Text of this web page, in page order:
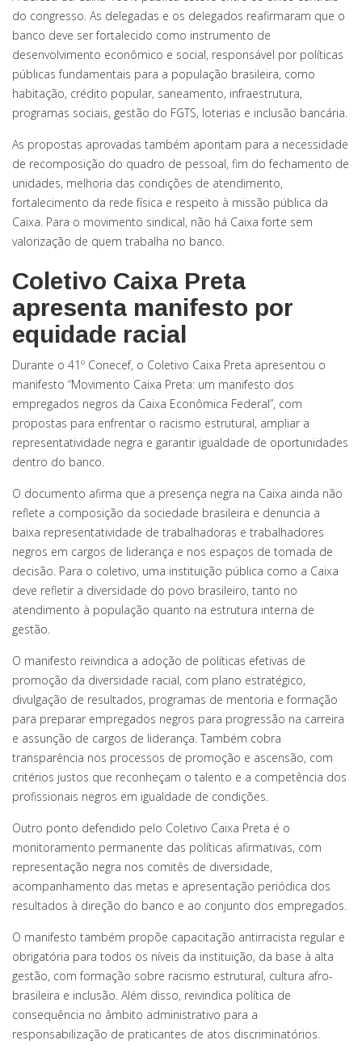
do congresso. As delegadas e os delegados reafirmaram que o
banco deve ser fortalecido como instrumento de
desenvolvimento econômico e social, responsável por políticas
públicas fundamentais para a população brasileira, como
habitação, crédito popular, saneamento, infraestrutura,
programas sociais, gestão do FGTS, loterias e inclusão bancária.
As propostas aprovadas também apontam para a necessidade
de recomposição do quadro de pessoal, fim do fechamento de
unidades, melhoria das condições de atendimento,
fortalecimento da rede física e respeito à missão pública da
Caixa. Para o movimento sindical, não há Caixa forte sem
valorização de quem trabalha no banco.
Coletivo Caixa Preta
apresenta manifesto por
equidade racial
Durante o 41º Conecef, o Coletivo Caixa Preta apresentou o
manifesto “Movimento Caixa Preta: um manifesto dos
empregados negros da Caixa Econômica Federal”, com
propostas para enfrentar o racismo estrutural, ampliar a
representatividade negra e garantir igualdade de oportunidades
dentro do banco.
O documento afirma que a presença negra na Caixa ainda não
reflete a composição da sociedade brasileira e denuncia a
baixa representatividade de trabalhadoras e trabalhadores
negros em cargos de liderança e nos espaços de tomada de
decisão. Para o coletivo, uma instituição pública como a Caixa
deve refletir a diversidade do povo brasileiro, tanto no
atendimento à população quanto na estrutura interna de
gestão.
O manifesto reivindica a adoção de políticas efetivas de
promoção da diversidade racial, com plano estratégico,
divulgação de resultados, programas de mentoria e formação
para preparar empregados negros para progressão na carreira
e assunção de cargos de liderança. Também cobra
transparência nos processos de promoção e ascensão, com
critérios justos que reconheçam o talento e a competência dos
profissionais negros em igualdade de condições.
Outro ponto defendido pelo Coletivo Caixa Preta é o
monitoramento permanente das políticas afirmativas, com
representação negra nos comitês de diversidade,
acompanhamento das metas e apresentação periódica dos
resultados à direção do banco e ao conjunto dos empregados.
O manifesto também propõe capacitação antirracista regular e
obrigatória para todos os níveis da instituição, da base à alta
gestão, com formação sobre racismo estrutural, cultura afro-
brasileira e inclusão. Além disso, reivindica política de
consequência no âmbito administrativo para a
responsabilização de praticantes de atos discriminatórios.